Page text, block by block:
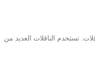
تستخدم الناقلات العديد من